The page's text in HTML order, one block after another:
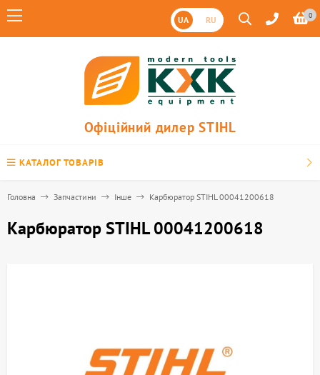
UA RU 0
Офіційний дилер STIHL
КАТАЛОГ ТОВАРІВ
Головна Запчастини Інше Карбюратор STIHL 00041200618
Карбюратор STIHL 00041200618